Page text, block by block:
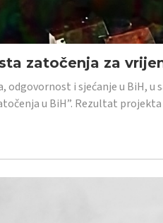
zatočenja za
odgovornost i sjećanje u BiH,
u BiH”. Rezultat